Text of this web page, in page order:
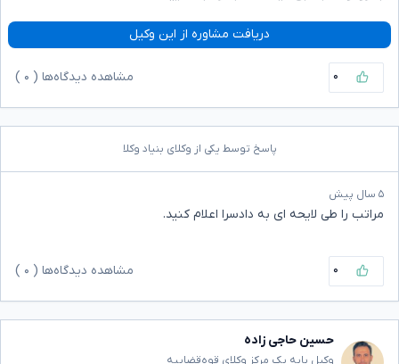
دریافت مشاوره از این وکیل
۰ مشاهده دیدگاه‌ها ( ۰
پاسخ توسط یکی از وکلای بنیاد وکلا
۵ سال پیش
مراتب را طی لایحه ای به دادسرا اعلام کنید.
۰ مشاهده دیدگاه‌ها ( ۰
حسین حاجی زاده
وکیل پایه یک مرکز وکلای قوه‌قضاییه